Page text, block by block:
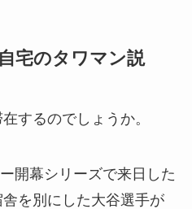
宅のタワマン説
するのでしょうか。
開幕シリーズで来日した
を別にした大谷選手が